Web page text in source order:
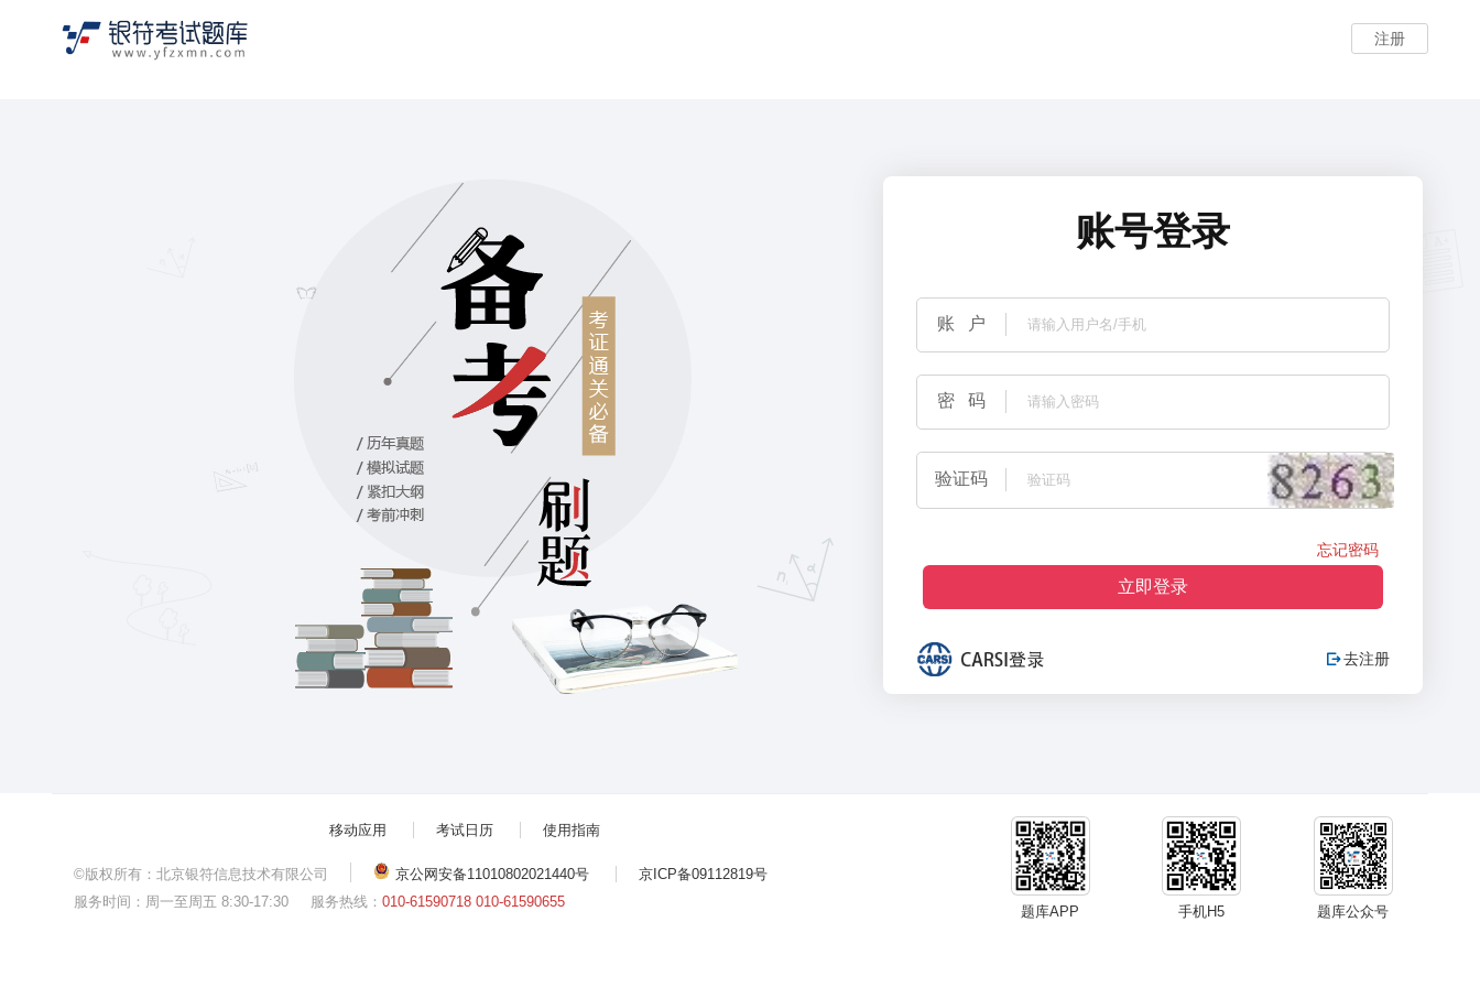
注册
账号登录
账 户
密 码
验证码
忘记密码
立即登录
 去注册
移动应用 考试日历 使用指南
©版权所有：北京银符信息技术有限公司 京公网安备11010802021440号
京ICP备09112819号
服务时间：周一至周五 8:30-17:30 服务热线： 010-61590718 010-61590655
题库APP 手机H5 题库公众号